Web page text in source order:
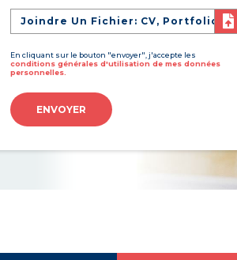
Joindre Un Fichier: CV, Portfolio
En cliquant sur le bouton "envoyer", j'accepte les
conditions générales d'utilisation de mes données
personnelles.
ENVOYER